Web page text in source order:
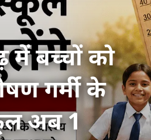
में बच्चों को
गर्मी के
अब 1